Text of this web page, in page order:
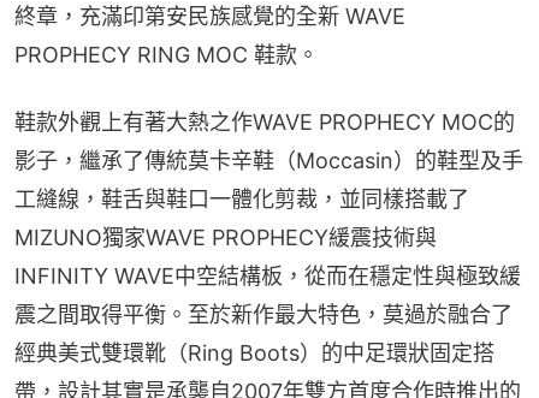
終章，充滿印第安民族感覺的全新 WAVE
PROPHECY RING MOC 鞋款。
鞋款外觀上有著大熱之作WAVE PROPHECY MOC的
影子，繼承了傳統莫卡辛鞋（Moccasin）的鞋型及手
工縫線，鞋舌與鞋口一體化剪裁，並同樣搭載了
MIZUNO獨家WAVE PROPHECY緩震技術與
INFINITY WAVE中空結構板，從而在穩定性與極致緩
震之間取得平衡。至於新作最大特色，莫過於融合了
經典美式雙環靴（Ring Boots）的中足環狀固定搭
帶，設計其實是承襲自2007年雙方首度合作時推出的